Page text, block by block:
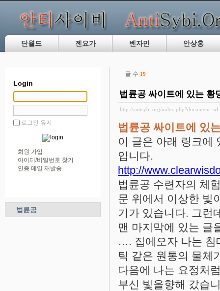
단월드 젠요가 벤자민 안상홍
Login
로그인 유지
회원 가입
아이디/비밀번호 찾기
인증 메일 재발송
법륜공
글 수 19
법륜공 싸이트에 있는 황
http://antisybi.org/
법륜공 싸이트에 있
이 글은 아래 링크에
입니다.
http://
법륜공 수련자의 체
문 위에서 이상한 빛
기가 있습니다. 그
맨 마지막에 있는 글
…. 집에오자 나는 침
틱 같은 원통의 물체
다음에 나는 요정처
부신 빛을향해 갔습